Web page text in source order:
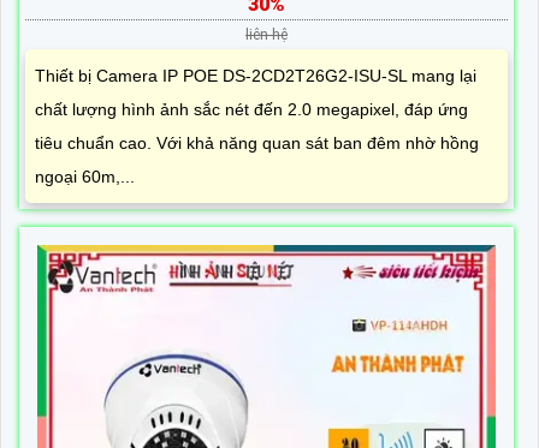
30%
liên hệ
Thiết bị Camera IP POE DS-2CD2T26G2-ISU-SL mang lại
chất lượng hình ảnh sắc nét đến 2.0 megapixel, đáp ứng
tiêu chuẩn cao. Với khả năng quan sát ban đêm nhờ hồng
ngoại 60m,...